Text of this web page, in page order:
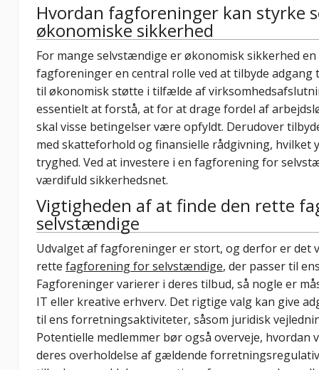
Hvordan fagforeninger kan styrke
økonomiske sikkerhed
For mange selvstændige er økonomisk sikkerhed
fagforeninger en central rolle ved at tilbyde adgang
til økonomisk støtte i tilfælde af
essentielt at forstå, at for at drage fordel af
skal visse betingelser være opfyldt. Derudover
med skatteforhold og finansielle rådgivning, hvilket
tryghed. Ved at investere i en fagforening for
værdifuld sikkerhedsnet.
Vigtigheden af at finde den rette
selvstændige
Udvalget af fagforeninger er stort, og derfor er det
rette fagforening for selvstændige, der passer til
Fagforeninger varierer i deres tilbud, så nogle er
IT eller kreative erhverv. Det rigtige valg kan give
til ens forretningsaktiviteter, såsom juridisk
Potentielle medlemmer bør også overveje,
deres overholdelse af gældende